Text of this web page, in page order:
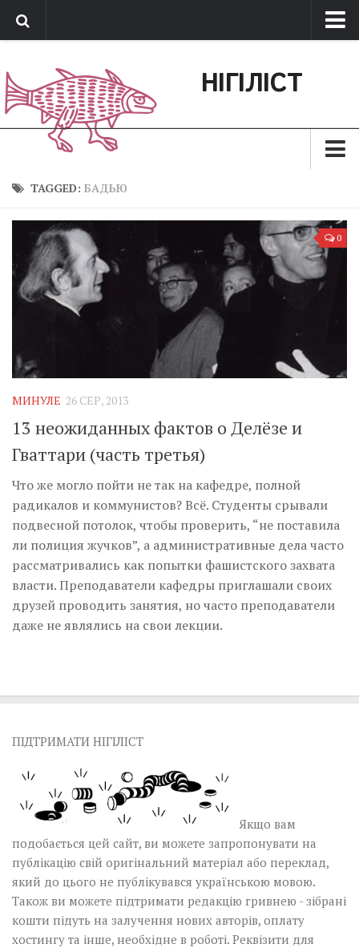
Обратная связь
Поддержать сайт
НІГІЛІСТ
Зараз
Позиція
Дії
Belles lettres
Головне
Inter/antinational
TAGGED: БАДЬЮ
0
МИНУЛЕ 26 СЕР, 2013
13 неожиданных фактов о Делёзе и
Гваттари (часть третья)
Что же могло пойти не так на кафедре, полной
радикалов и коммунистов? Всё. Студенты срывали
подвесной потолок, чтобы проверить, “не поставила
ли полиция жучков”, а административные дела часто
рассматривались как попытки фашистского захвата
власти. Преподаватели кафедры приглашали своих
друзей проводить занятия, но часто преподаватели
даже не являлись на свои лекции.
ПІДТРИМАТИ НІГІЛІСТ
Якщо вам
подобається цей сайт, ви можете запропонувати на
публікацію свій оригінальний матеріал або переклад,
який до цього не публікувався українською мовою.
Також ви можете підтримати редакцію гривнею - зібрані
кошти підуть на залучення нових авторів, оплату
хостингу та інше, необхідне в роботі. Реквізити для